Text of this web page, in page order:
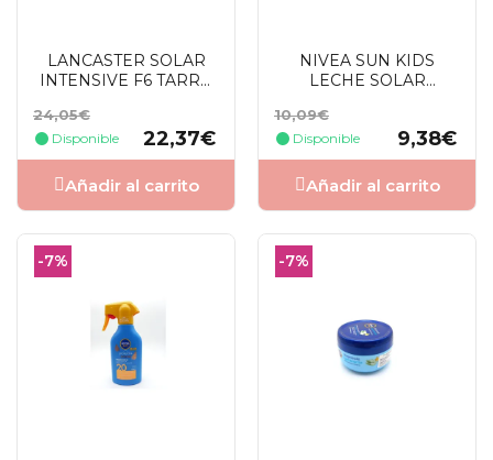
LANCASTER SOLAR
INTENSIVE F6 TARRO
Precio
base
24,05€
Disponible
Precio
22,37€
Añadir al carrito
NIVEA SUN KIDS
LECHE SOLAR
Precio
base
10,09€
Disponible
Precio
9,38€
Añadir al carrito
-7% -7%